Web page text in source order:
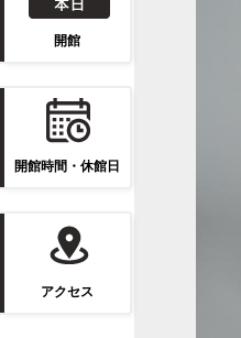
開館
開館時間・休館日
アクセス